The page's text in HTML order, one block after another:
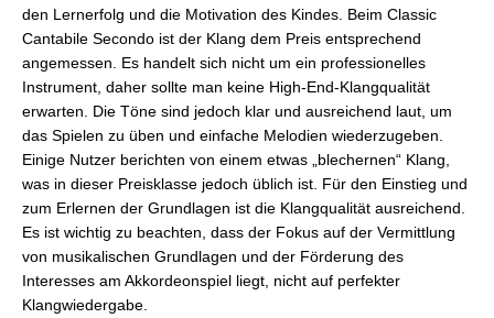
den Lernerfolg und die Motivation des Kindes. Beim Classic
Cantabile Secondo ist der Klang dem Preis entsprechend
angemessen. Es handelt sich nicht um ein professionelles
Instrument, daher sollte man keine High-End-Klangqualität
erwarten. Die Töne sind jedoch klar und ausreichend laut, um
das Spielen zu üben und einfache Melodien wiederzugeben.
Einige Nutzer berichten von einem etwas „blechernen“ Klang,
was in dieser Preisklasse jedoch üblich ist. Für den Einstieg und
zum Erlernen der Grundlagen ist die Klangqualität ausreichend.
Es ist wichtig zu beachten, dass der Fokus auf der Vermittlung
von musikalischen Grundlagen und der Förderung des
Interesses am Akkordeonspiel liegt, nicht auf perfekter
Klangwiedergabe.